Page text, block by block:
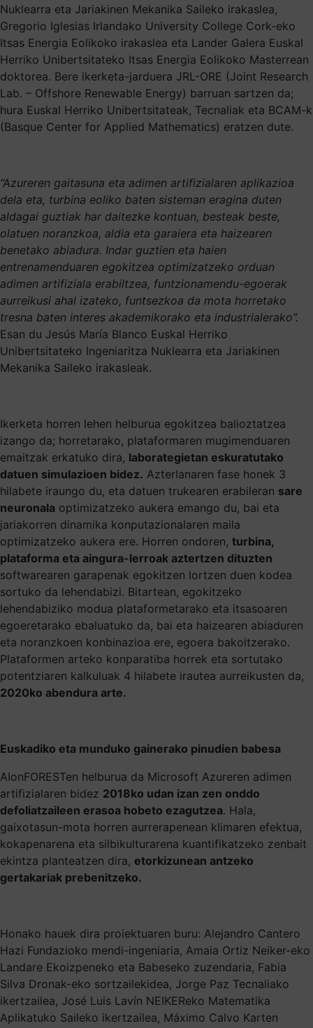
Nuklearra eta Jariakinen Mekanika Saileko irakaslea,
Gregorio Iglesias Irlandako University College Cork-eko
Itsas Energia Eolikoko irakaslea eta Lander Galera Euskal
Herriko Unibertsitateko Itsas Energia Eolikoko Masterrean
doktorea. Bere ikerketa-jarduera JRL-ORE (Joint Research
Lab. – Offshore Renewable Energy) barruan sartzen da;
hura Euskal Herriko Unibertsitateak, Tecnaliak eta BCAM-k
(Basque Center for Applied Mathematics) eratzen dute.
“Azureren gaitasuna eta adimen artifizialaren aplikazioa
dela eta, turbina eoliko baten sisteman eragina duten
aldagai guztiak har daitezke kontuan, besteak beste,
olatuen noranzkoa, aldia eta garaiera eta haizearen
benetako abiadura. Indar guztien eta haien
entrenamenduaren egokitzea optimizatzeko orduan
adimen artifiziala erabiltzea, funtzionamendu-egoerak
aurreikusi ahal izateko, funtsezkoa da mota horretako
tresna baten interes akademikorako eta industrialerako”.
Esan du Jesús María Blanco Euskal Herriko
Unibertsitateko Ingeniaritza Nuklearra eta Jariakinen
Mekanika Saileko irakasleak.
Ikerketa horren lehen helburua egokitzea balioztatzea
izango da; horretarako, plataformaren mugimenduaren
emaitzak erkatuko dira, laborategietan eskuratutako
datuen simulazioen bidez. Azterlanaren fase honek 3
hilabete iraungo du, eta datuen trukearen erabileran sare
neuronala optimizatzeko aukera emango du, bai eta
jariakorren dinamika konputazionalaren maila
optimizatzeko aukera ere. Horren ondoren, turbina,
plataforma eta aingura-lerroak aztertzen dituzten
softwarearen garapenak egokitzen lortzen duen kodea
sortuko da lehendabizi. Bitartean, egokitzeko
lehendabiziko modua plataformetarako eta itsasoaren
egoeretarako ebaluatuko da, bai eta haizearen abiaduren
eta noranzkoen konbinazioa ere, egoera bakoitzerako.
Plataformen arteko konparatiba horrek eta sortutako
potentziaren kalkuluak 4 hilabete irautea aurreikusten da,
2020ko abendura arte.
Euskadiko eta munduko gainerako pinudien babesa
AIonFORESTen helburua da Microsoft Azureren adimen
artifizialaren bidez 2018ko udan izan zen onddo
defoliatzaileen erasoa hobeto ezagutzea. Hala,
gaixotasun-mota horren aurrerapenean klimaren efektua,
kokapenarena eta silbikulturarena kuantifikatzeko zenbait
ekintza planteatzen dira, etorkizunean antzeko
gertakariak prebenitzeko.
Honako hauek dira proiektuaren buru: Alejandro Cantero
Hazi Fundazioko mendi-ingeniaria, Amaia Ortiz Neiker-eko
Landare Ekoizpeneko eta Babeseko zuzendaria, Fabia
Silva Dronak-eko sortzailekidea, Jorge Paz Tecnaliako
ikertzailea, José Luis Lavín NEIKEReko Matematika
Aplikatuko Saileko ikertzailea, Máximo Calvo Karten